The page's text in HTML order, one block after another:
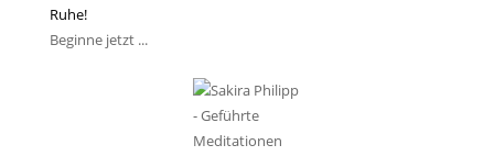
Ruhe!
Beginne jetzt ...